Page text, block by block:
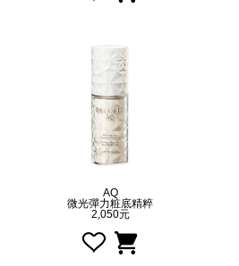
AQ
微光彈力粧底精粹
2,050元